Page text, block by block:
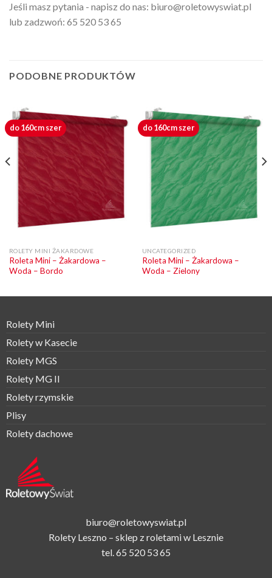
Jeśli masz pytania - napisz do nas: biuro@roletowyswiat.pl
lub zadzwoń: 65 520 53 65
PODOBNE PRODUKTÓW
do 160cm szer
ROLETY MINI ŻAKARDOWE
Roleta Mini – Żakardowa –
Woda – Bordo
do 160cm szer
UNCATEGORIZED
Roleta Mini – Żakardowa –
Woda – Zielony
Rolety Mini
Rolety w Kasecie
Rolety MGS
Rolety MG II
Rolety rzymskie
Plisy
Rolety dachowe
biuro@roletowyswiat.pl
Rolety Leszno – sklep z roletami w Lesznie
tel.65 520 53 65